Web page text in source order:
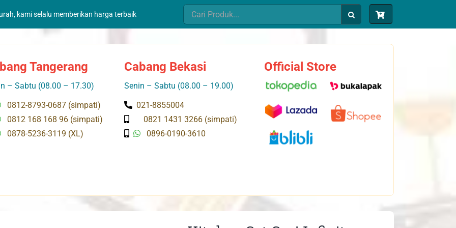
kami selalu memberikan harga terbaik
Search
for:
Tangerang
– Sabtu (08.00 – 17.30)
0812-8793-0687 (simpati)
0812 168 168 96 (simpati)
0878-5236-3119 (XL)
Cabang Bekasi
Senin – Sabtu (08.00 – 19.00)
021-8855004
0821 1431 3266 (simpati)
0896-0190-3610
Official Store